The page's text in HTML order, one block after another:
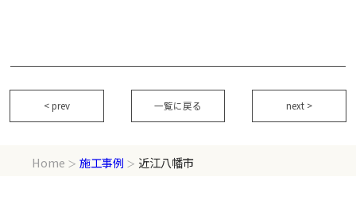
next >
< prev 一覧に戻る
Home ＞ 施工事例 ＞ 近江八幡市